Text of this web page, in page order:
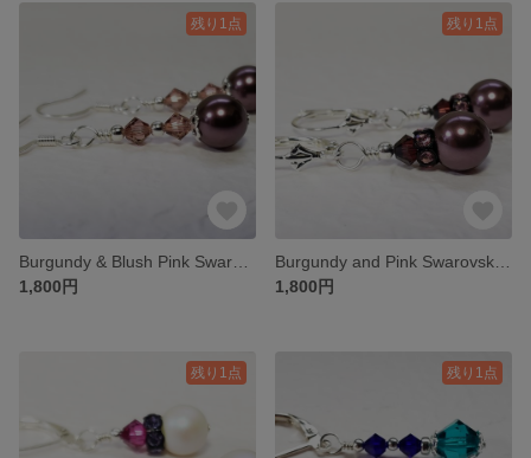
残り1点
1,800円
残り1点
1,800円
残り1点 残り1点